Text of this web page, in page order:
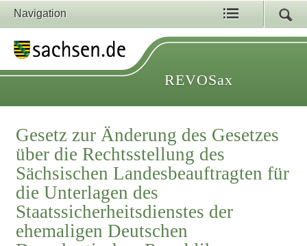
Navigation
REVOSax
Gesetz zur Änderung des Gesetzes
über die Rechtsstellung des
Sächsischen Landesbeauftragten für
die Unterlagen des
Staatssicherheitsdienstes der
ehemaligen Deutschen